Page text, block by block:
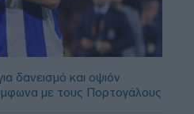
δανεισμό και οψιόν
με τους Πορτογάλους